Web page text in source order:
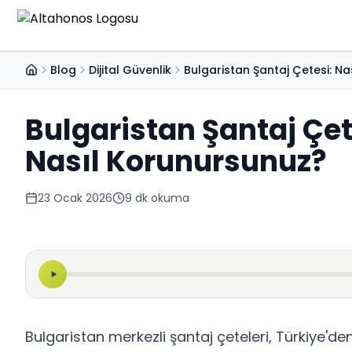
Ana Sayfa
Blog Dijital Güvenlik Bulgaristan Şantaj Çetesi:
Bulgaristan Şantaj
Nasıl Korunursunuz?
23 Ocak 2026 9 dk okuma
Bulgaristan merkezli şantaj çeteleri,